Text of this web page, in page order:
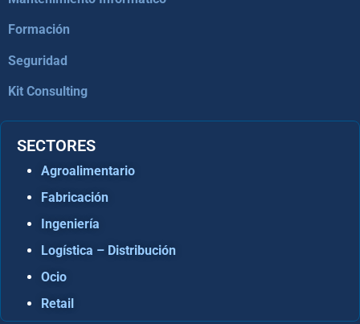
Formación
Seguridad
Kit Consulting
SECTORES
Agroalimentario
Fabricación
Ingeniería
Logística – Distribución
Ocio
Retail